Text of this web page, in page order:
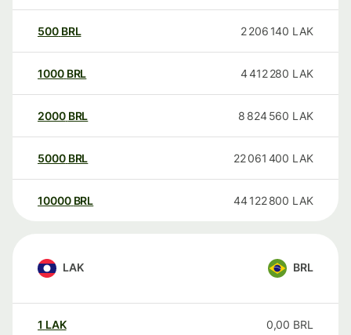
500 BRL 2 206 140 LAK
1000 BRL 4 412 280 LAK
2000 BRL 8 824 560 LAK
5000 BRL 22 061 400 LAK
10000 BRL 44 122 800 LAK
LAK BRL
1 LAK 0,00 BRL